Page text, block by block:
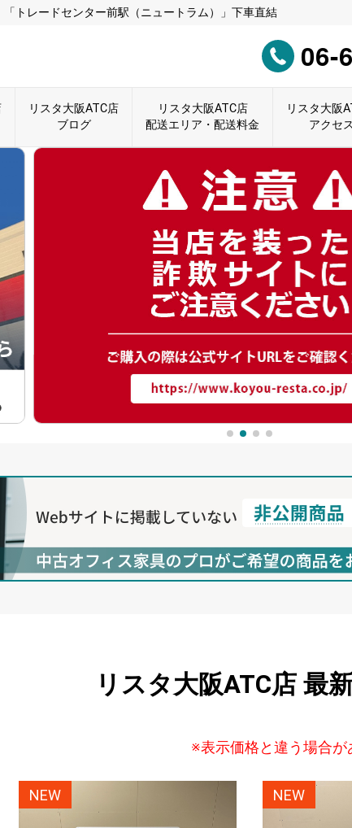
トレードセンター前駅（ニュートラム）」下車直結
06-
リスタ大阪ATC店
ブログ
リスタ大阪ATC店
配送エリア・配送料金
リスタ大阪
アクセス
リスタ大阪ATC店 最
※表示価格と違う場合が
NEW NEW